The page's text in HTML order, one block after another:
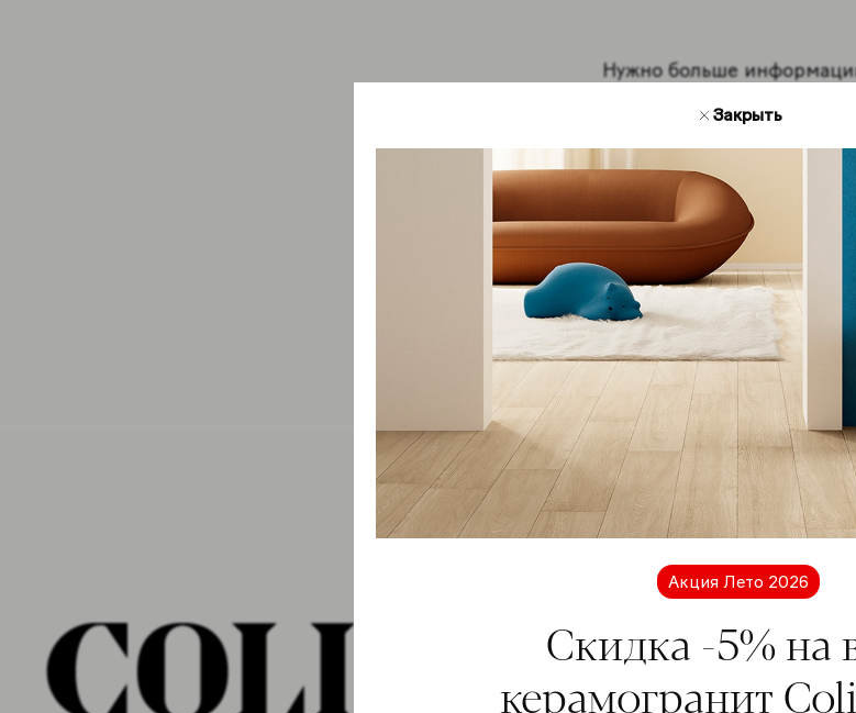
Нужно больше
Мы на
Свяжитесь с нами для получения
продукции Coliseum. Мы будем рады
Обратная связь
Закрыть
Акция Лето 2026
Скидка -5% на
керамогранит